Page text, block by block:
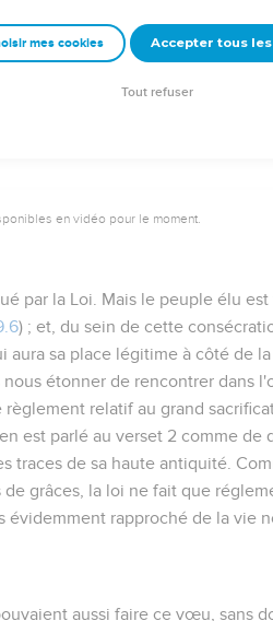
ressources sur theotex.org, contact
en vidéo pour le moment.
par la Loi. Mais le peuple élu
) ; et, du sein de cette
aura sa place légitime à côté de
étonner de rencontrer dans
relatif au grand
est parlé au verset 2 comme de
traces de sa haute antiquité.
grâces, la loi ne fait que
rapproché de la vie
aussi faire ce vœu, sans
mes cookies Accepter tous
Tout refuser